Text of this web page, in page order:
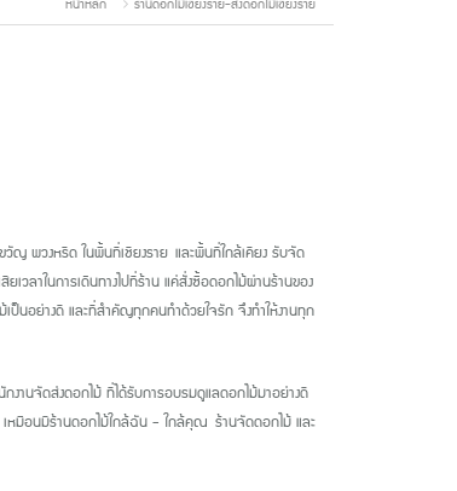
หน้าหลัก ร้านดอกไม้เชียงราย-ส่งดอกไม้เชียงราย
วัญ พวงหรีด ในพื้นที่เชียงราย และพื้นที่ใกล้เคียง รับจัด
วลาในการเดินทางไปที่ร้าน แค่สั่งซื้อดอกไม้ผ่านร้านของ
ป็นอย่างดี และที่สำคัญทุกคนทำด้วยใจรัก จึงทำให้งานทุก
งานจัดส่งดอกไม้ ที่ได้รับการอบรมดูแลดอกไม้มาอย่างดี
เหมือนมีร้านดอกไม้ใกล้ฉัน - ใกล้คุณ ร้านจัดดอกไม้ และ